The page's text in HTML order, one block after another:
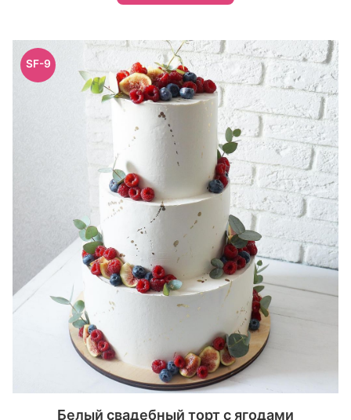
SF-9
Белый свадебный торт с ягодами